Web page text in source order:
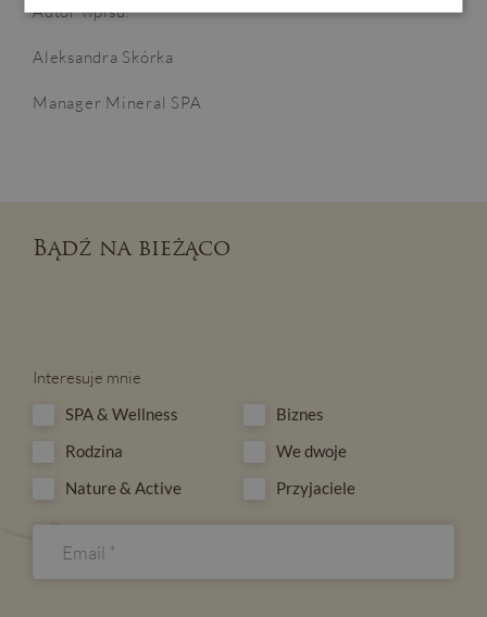
REZERWACJA
Autor wpisu:
Aleksandra Skórka
Manager Mineral SPA
Bądź na bieżąco
Interesuje mnie
SPA & Wellness
Biznes
Rodzina
We dwoje
Nature & Active
Przyjaciele